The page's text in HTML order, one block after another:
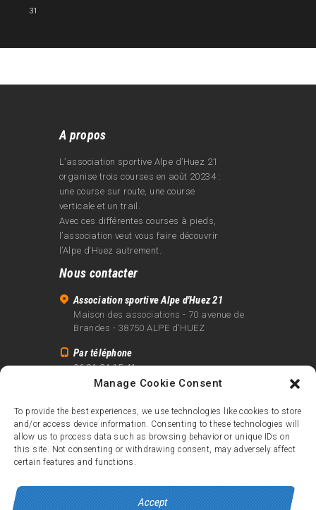
Manage Cookie Consent
To provide the best experiences, we use technologies like cookies to store
and/or access device information. Consenting to these technologies will
allow us to process data such as browsing behavior or unique IDs on
this site. Not consenting or withdrawing consent, may adversely affect
certain features and functions.
Accept
31
A propos
L’association sportive Alpe d’Huez 21
organise trois courses en août 20234 :
une course sur route, une course
verticale et un trail.
Avec ces différentes courses à pieds,
l’association veut vous faire découvrir
l’Alpe d‘Huez autrement.
Nous contacter
Association sportive Alpe d'Huez 21
Maison des associations - 70 avenue de
Brandes - 38750 ALPE d'HUEZ
Par téléphone
06 81 24 15 41
info@alpe21.fr
Mentions légales
Contact
crédits